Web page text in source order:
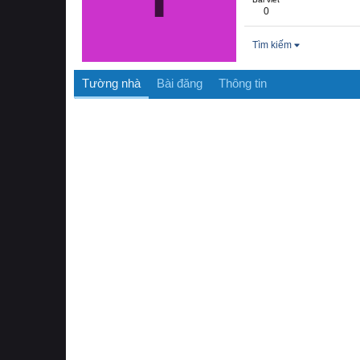
0
Tìm kiếm
Tường nhà Bài đăng Thông tin